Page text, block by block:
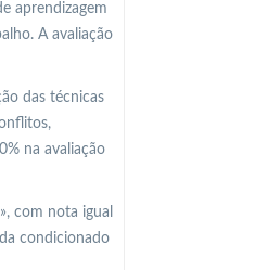
aprendizagem
A avaliação
das técnicas
na avaliação
com nota igual
condicionado